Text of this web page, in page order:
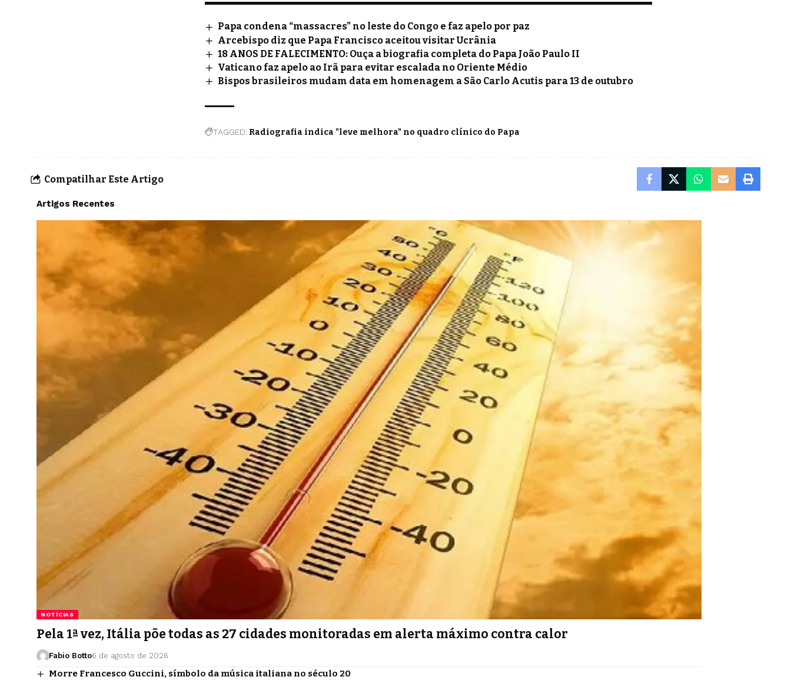
Papa condena “massacres” no leste do Congo e faz apelo por paz
Arcebispo diz que Papa Francisco aceitou visitar Ucrânia
18 ANOS DE FALECIMENTO: Ouça a biografia completa do Papa João Paulo II
Vaticano faz apelo ao Irã para evitar escalada no Oriente Médio
Bispos brasileiros mudam data em homenagem a São Carlo Acutis para 13 de outubro
TAGGED: Radiografia indica "leve melhora" no quadro clínico do Papa
Compatilhar Este Artigo
Artigos Recentes
NOTÍCIAS
Pela 1ª vez, Itália põe todas as 27 cidades monitoradas em alerta máximo contra calor
Fabio Botto6 de agosto de 2026
Morre Francesco Guccini, símbolo da música italiana no século 20